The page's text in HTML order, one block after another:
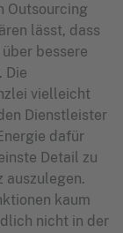
Outsourcing
lässt, dass
bessere
Die
vielleicht
Dienstleister
dafür
Detail zu
auszulegen.
kaum
nicht in der